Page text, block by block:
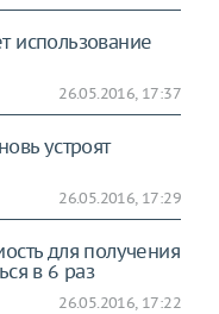
использование
26.05.2016, 17:37
устроят
26.05.2016, 17:29
для получения
в 6 раз
26.05.2016, 17:22